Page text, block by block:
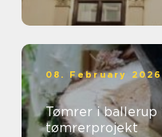
08. February 2026
Tømrer i ballerup få mest værdi ud af dit
tømrerprojekt